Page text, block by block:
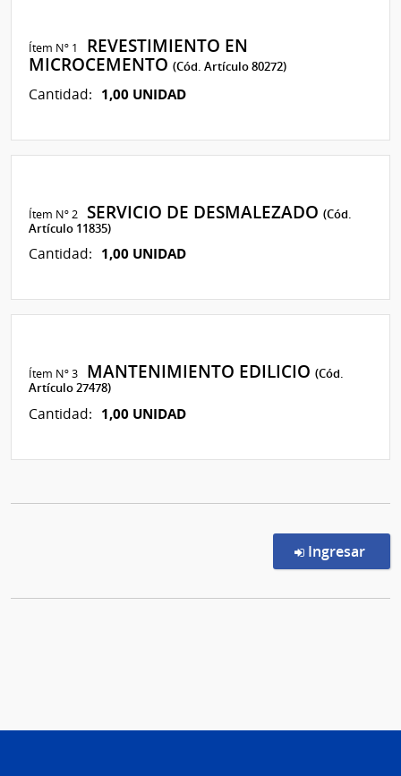
Ítem Nº 1
REVESTIMIENTO EN
MICROCEMENTO(Cód. Artículo 80272)
Cantidad: 1,00 UNIDAD
Ítem Nº 2 SERVICIO DE DESMALEZADO(Cód.
Artículo 11835)
Cantidad: 1,00 UNIDAD
Ítem Nº 3 MANTENIMIENTO EDILICIO(Cód.
Artículo 27478)
Cantidad: 1,00 UNIDAD
Ingresar